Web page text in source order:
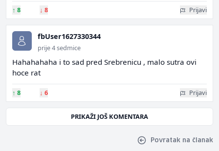
↑ 8 ↓ 8 Prijavi
fbUser1627330344
prije 4 sedmice
Hahahahaha i to sad pred Srebrenicu , malo sutra ovi
hoce rat
↑ 8 ↓ 6 Prijavi
PRIKAŽI JOŠ KOMENTARA
Povratak na članak